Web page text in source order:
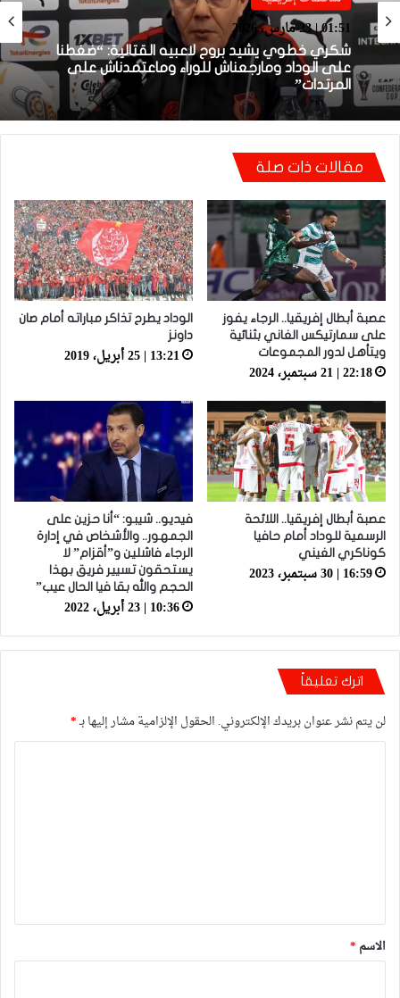
منافسات إفريقية
01:51 | 23 مارس، 2026
شكري خطوي يشيد بروح لاعبيه القتالية: “ضغطنا
على الوداد ومارجعناش للوراء وماعتمدناش على
منافسات إفريقية
01:38 | 23 مارس، 2026
بعد الإقصاء من كأس “الكاف”.. أيت منا يقيل
بنهاشم
مقالات ذات صلة
عصبة أبطال إفريقيا.. الرجاء يفوز
على سمارتيكس الغاني بثنائية
ويتأهل لدور المجموعات
22:18 | 21 سبتمبر، 2024
الوداد يطرح تذاكر مباراته أمام صان
داونز
13:21 | 25 أبريل، 2019
عصبة أبطال إفريقيا.. اللائحة
الرسمية للوداد أمام حافيا
كوناكري الغيني
16:59 | 30 سبتمبر، 2023
فيديو.. شيبو: “أنا حزين على
الجمهور.. والأشخاص في إدارة
الرجاء فاشلين و”أقزام” لا
يستحقون تسيير فريق بهذا
الحجم والله بقا فيا الحال عيب”
10:36 | 23 أبريل، 2022
اترك تعليقاً
لن يتم نشر عنوان بريدك الإلكتروني. الحقول الإلزامية مشار إليها بـ*
*
الاسم *